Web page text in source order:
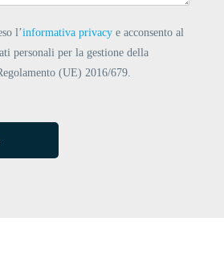
l’informativa privacy e acconsento al
personali per la gestione della
(UE) 2016/679.